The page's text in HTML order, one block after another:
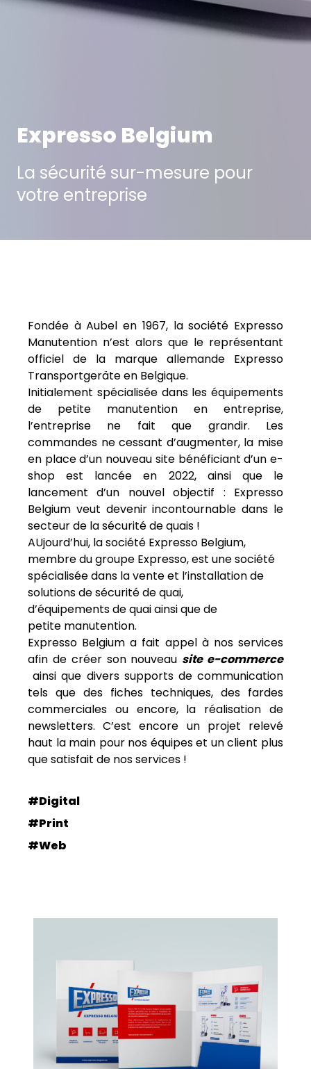
Expresso Belgium
La sécurité sur-mesure pour
votre entreprise
#Digital
#Print
#Web
Fondée à Aubel en 1967, la société Expresso
Manutention n’est alors que le représentant
officiel de la marque allemande Expresso
Transportgeräte en Belgique.
Initialement spécialisée dans les équipements
de petite manutention en entreprise,
l’entreprise ne fait que grandir. Les
commandes ne cessant d’augmenter, la mise
en place d’un nouveau site bénéficiant d’un e-
shop est lancée en 2022, ainsi que le
lancement d’un nouvel objectif : Expresso
Belgium veut devenir incontournable dans le
secteur de la sécurité de quais !
AUjourd’hui, la société Expresso Belgium,
membre du groupe Expresso, est une société
spécialisée dans la vente et l’installation de
solutions de sécurité de quai,
d’équipements de quai ainsi que de
petite manutention.
Expresso Belgium a fait appel à nos services
afin de créer son nouveau site e-commerce
ainsi que divers supports de communication
tels que des fiches techniques, des fardes
commerciales ou encore, la réalisation de
newsletters. C’est encore un projet relevé
haut la main pour nos équipes et un client plus
que satisfait de nos services !